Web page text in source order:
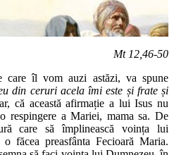
Mt 12,46-50
care îl vom auzi astăzi, va spune
din ceruri acela îmi este și frate și
că această afirmație a lui Isus nu
respingere a Mariei, mama sa. De
care să împlinească voința lui
făcea preasfânta Fecioară Maria.